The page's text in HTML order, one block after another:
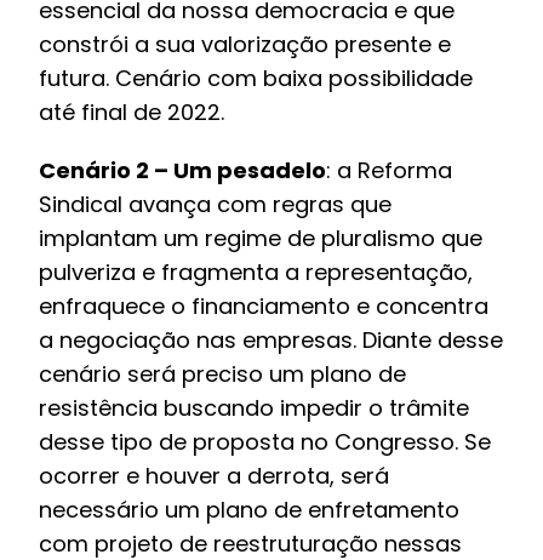
essencial da nossa democracia e que
constrói a sua valorização presente e
futura. Cenário com baixa possibilidade
até final de 2022.
Cenário 2 – Um pesadelo: a Reforma
Sindical avança com regras que
implantam um regime de pluralismo que
pulveriza e fragmenta a representação,
enfraquece o financiamento e concentra
a negociação nas empresas. Diante desse
cenário será preciso um plano de
resistência buscando impedir o trâmite
desse tipo de proposta no Congresso. Se
ocorrer e houver a derrota, será
necessário um plano de enfretamento
com projeto de reestruturação nessas